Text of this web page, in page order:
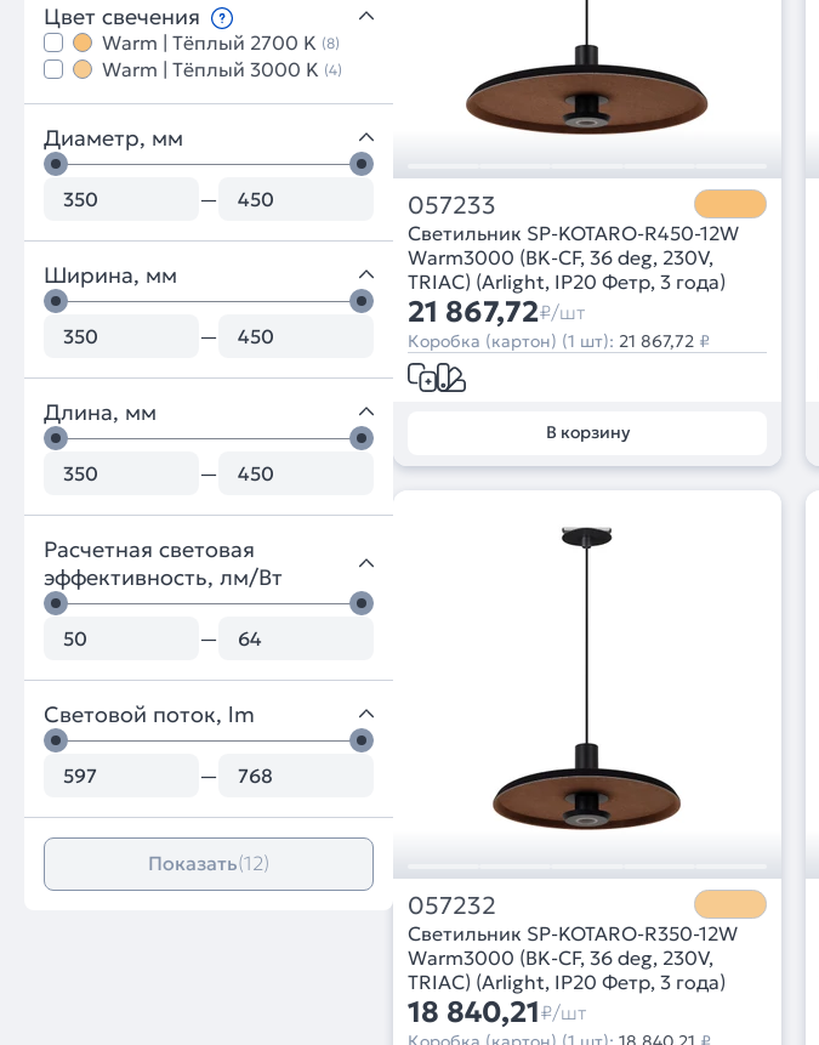
Цвет свечения
Warm | Тёплый 2700 K (8)
Warm | Тёплый 3000 K (4)
Диаметр, мм
—
Ширина, мм
—
Длина, мм
—
Расчетная световая
эффективность, лм/Вт
—
Световой поток, lm
—
Показать(12)
057233
Светильник SP-KOTARO-R450-12W
Warm3000 (BK-CF, 36 deg, 230V,
TRIAC) (Arlight, IP20 Фетр, 3 года)
21 867,72₽/шт
Коробка (картон) (1 шт): 21 867,72 ₽
В корзину
057232
Светильник SP-KOTARO-R350-12W
Warm3000 (BK-CF, 36 deg, 230V,
TRIAC) (Arlight, IP20 Фетр, 3 года)
18 840,21₽/шт